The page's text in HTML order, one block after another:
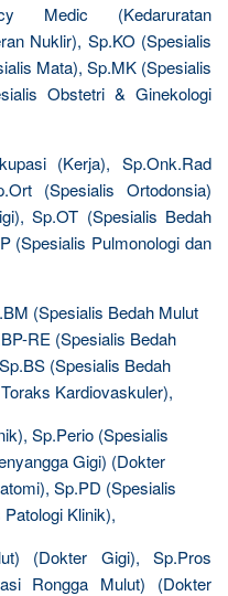
Medic (Kedaruratan
Nuklir), Sp.KO (Spesialis
Mata), Sp.MK (Spesialis
Obstetri & Ginekologi
(Kerja), Sp.Onk.Rad
(Spesialis Ortodonsia)
Sp.OT (Spesialis Bedah
(Spesialis Pulmonologi dan
(Spesialis Bedah Mulut
RE (Spesialis Bedah
(Spesialis Bedah
Kardiovaskuler),
Sp.Perio (Spesialis
Gigi) (Dokter
Sp.PD (Spesialis
Klinik),
(Dokter Gigi), Sp.Pros
Rongga Mulut) (Dokter